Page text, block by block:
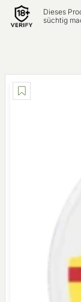
Dieses
süchtig